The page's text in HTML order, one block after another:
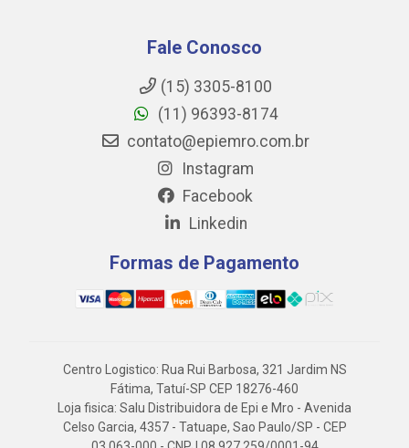
Fale Conosco
(15) 3305-8100
(11) 96393-8174
contato@epiemro.com.br
Instagram
Facebook
Linkedin
Formas de Pagamento
Centro Logistico: Rua Rui Barbosa, 321 Jardim NS
Fátima, Tatuí-SP CEP 18276-460
Loja fisica: Salu Distribuidora de Epi e Mro - Avenida
Celso Garcia, 4357 - Tatuape, Sao Paulo/SP - CEP